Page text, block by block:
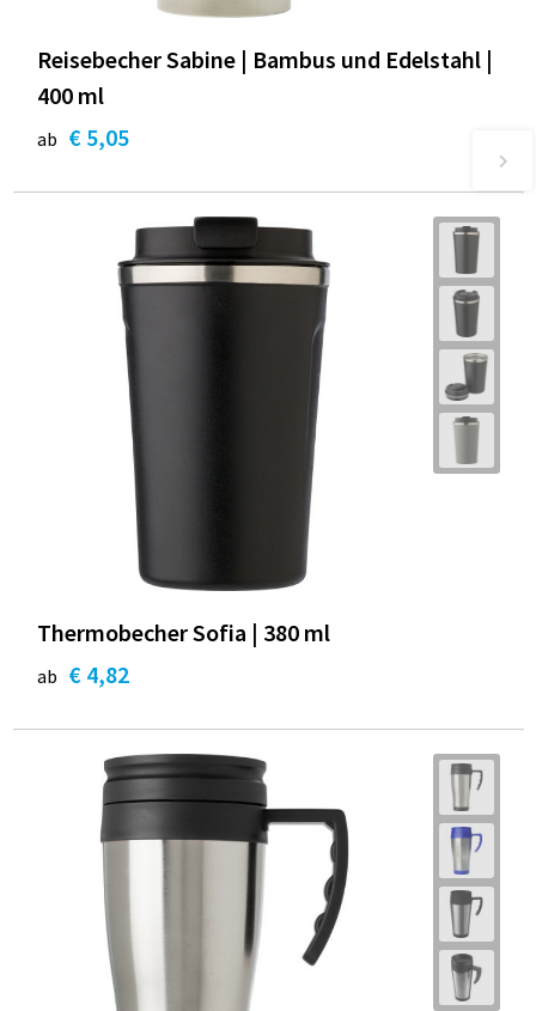
Reisebecher Sabine | Bambus und Edelstahl |
400 ml
ab € 5,05
Thermobecher Sofia | 380 ml
ab € 4,82